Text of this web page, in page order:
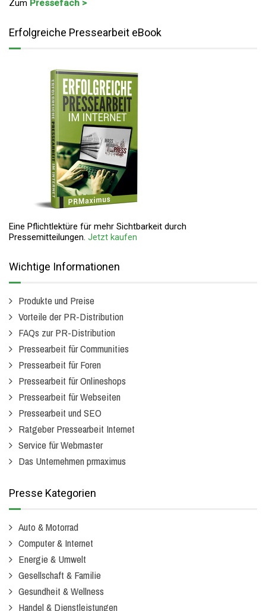
Zum Pressefach >
Erfolgreiche Pressearbeit eBook
Eine Pflichtlektüre für mehr Sichtbarkeit durch
Pressemitteilungen. Jetzt kaufen
Wichtige Informationen
Produkte und Preise
Vorteile der PR-Distribution
FAQs zur PR-Distribution
Pressearbeit für Communities
Pressearbeit für Foren
Pressearbeit für Onlineshops
Pressearbeit für Webseiten
Pressearbeit und SEO
Ratgeber Pressearbeit Internet
Service für Webmaster
Das Unternehmen prmaximus
Presse Kategorien
Auto & Motorrad
Computer & Internet
Energie & Umwelt
Gesellschaft & Familie
Gesundheit & Wellness
Handel & Dienstleistungen